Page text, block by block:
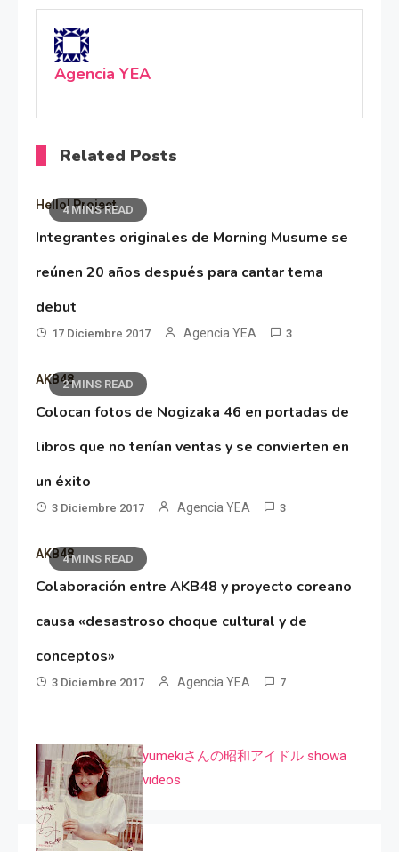
Agencia YEA
Related Posts
4 MINS READ
Hello! Project
Integrantes originales de Morning Musume se
reúnen 20 años después para cantar tema
debut
17 Diciembre 2017 Agencia YEA 3
2 MINS READ
AKB48
Colocan fotos de Nogizaka 46 en portadas de
libros que no tenían ventas y se convierten en
un éxito
3 Diciembre 2017 Agencia YEA 3
4 MINS READ
AKB48
Colaboración entre AKB48 y proyecto coreano
causa «desastroso choque cultural y de
conceptos»
3 Diciembre 2017 Agencia YEA 7
yumekiさんの昭和アイドル showa
videos